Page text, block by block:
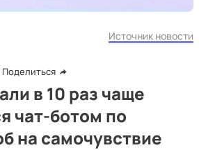
Источник новости
Поделиться
в 10 раз чаще
чат-ботом по
на самочувствие